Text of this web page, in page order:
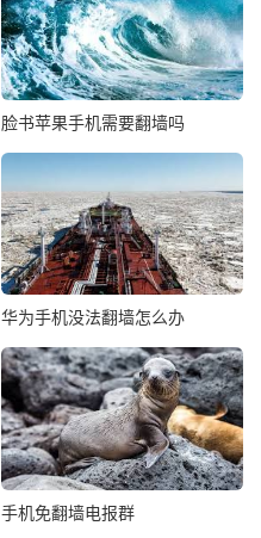
脸书苹果手机需要翻墙吗
华为手机没法翻墙怎么办
手机免翻墙电报群